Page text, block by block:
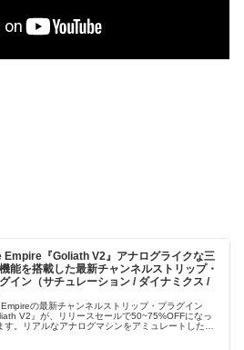
Empire『Goliath V2』アナログライクな三
能を搭載した最新チャンネルストリップ・
イン（サチュレーション / ダイナミクス /
の最新チャンネルストリップ・プラグイン
V2』が、リリースセールで50~75%OFFになっ
す。リアルなアナログマシンをアミュレートした三
ます。＊セールは1月7日（木曜日）夕方頃まで。